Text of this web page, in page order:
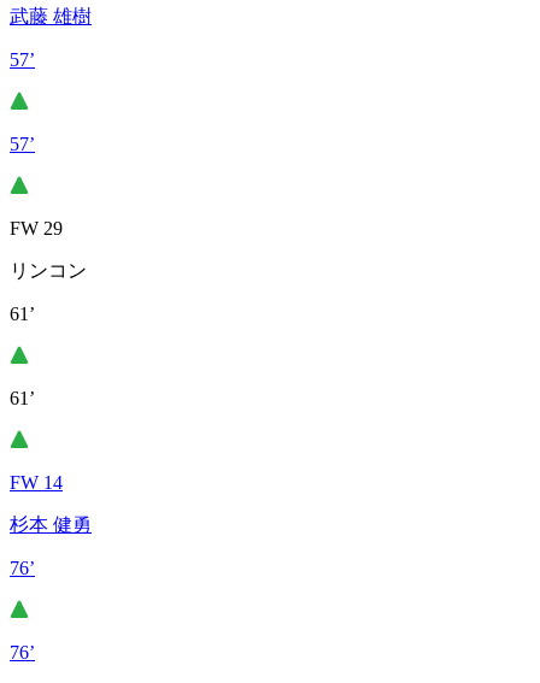
武藤 雄樹
57’
57’
FW 29
リンコン
61’
61’
FW 14
杉本 健勇
76’
76’